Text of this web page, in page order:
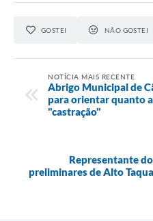
GOSTEI NÃO GOSTEI
NOTÍCIA MAIS RECENTE
Abrigo Municipal de
para orientar quanto
"castração"
Representante
preliminares de Alto